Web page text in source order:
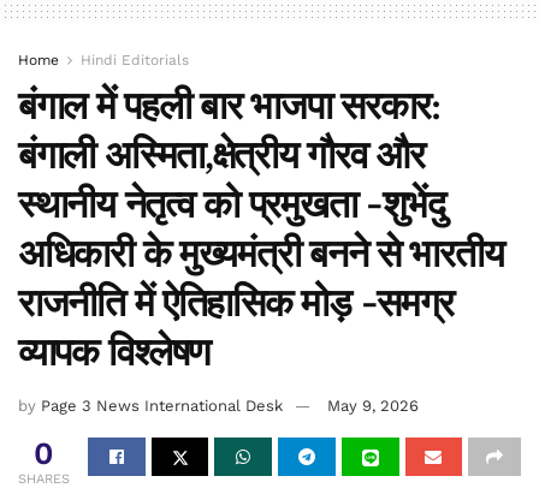
Home Hindi Editorials
बंगाल में पहली बार भाजपा सरकार:
बंगाली अस्मिता,क्षेत्रीय गौरव और
स्थानीय नेतृत्व को प्रमुखता -शुभेंदु
अधिकारी के मुख्यमंत्री बनने से भारतीय
राजनीति में ऐतिहासिक मोड़ -समग्र
व्यापक विश्लेषण
by Page 3 News International Desk May 9, 2026
0
SHARES